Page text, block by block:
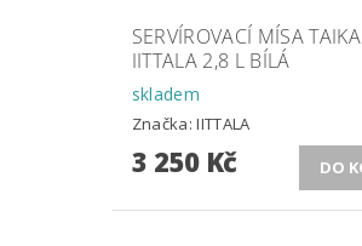
SERVÍROVACÍ MÍSA TAIKA
IITTALA 2,8 L BÍLÁ
skladem
Značka:IITTALA
3 250 Kč